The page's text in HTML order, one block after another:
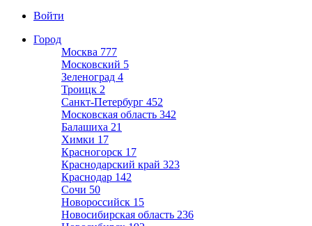
Войти
Город
Москва 777
Московский 5
Зеленоград 4
Троицк 2
Санкт-Петербург 452
Московская область 342
Балашиха 21
Химки 17
Красногорск 17
Краснодарский край 323
Краснодар 142
Сочи 50
Новороссийск 15
Новосибирская область 236